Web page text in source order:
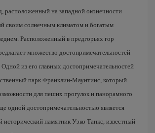
расположенный на западной оконечности
своим солнечным климатом и богатым
Расположенный в предгорьях гор
множество достопримечательностей
Одной из его главных достопримечательностей
парк Франклин-Маунтинс, который
для пеших прогулок и панорамного
одной достопримечательностью является
исторический памятник Уэко Танкс, известный